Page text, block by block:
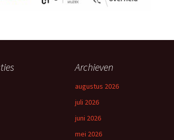
Archieven
augustus 2026
juli 2026
juni 2026
mei 2026